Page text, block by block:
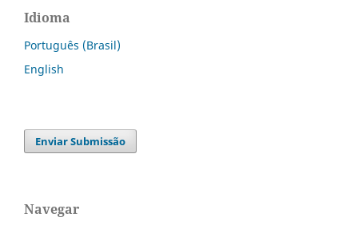
Idioma
Português (Brasil)
English
Enviar Submissão
Navegar